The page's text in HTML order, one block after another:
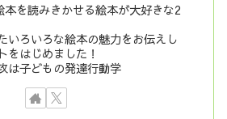
を読みきかせる絵本が大好きな2
いろいろな絵本の魅力をお伝えし
をはじめました！
子どもの発達行動学